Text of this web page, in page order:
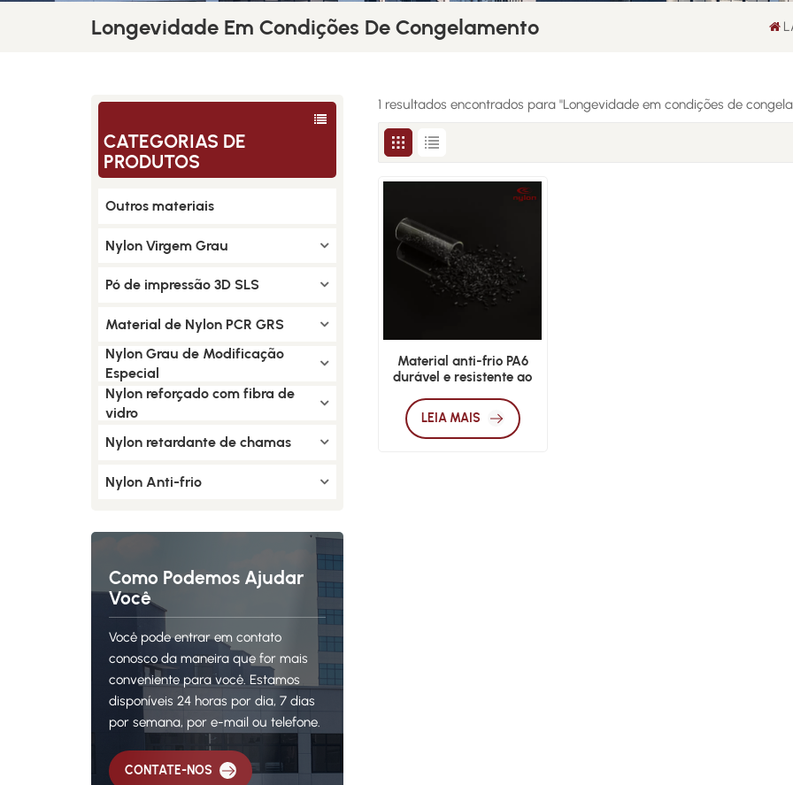
Longevidade Em Condições De Congelamento
CATEGORIAS DE
PRODUTOS
Outros materiais
Nylon Virgem Grau
Pó de impressão 3D SLS
Material de Nylon PCR GRS
Nylon Grau de Modificação
Especial
Nylon reforçado com fibra de
vidro
Nylon retardante de chamas
Nylon Anti-frio
Como Podemos Ajudar
Você
Você pode entrar em contato
conosco da maneira que for mais
conveniente para você. Estamos
disponíveis 24 horas por dia, 7 dias
por semana, por e-mail ou telefone.
CONTATE-NOS
1 resultados encontrados para "Longevidade em condições de
Material anti-frio PA6
durável e resistente ao
LEIA MAIS